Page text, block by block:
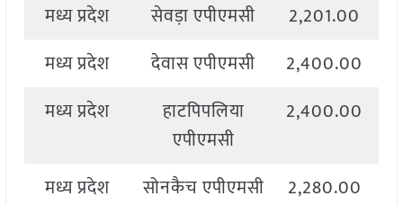
मध्य प्रदेश
सेवड़ा एपीएमसी 2,201.00
मध्य प्रदेश
देवास एपीएमसी 2,400.00
मध्य प्रदेश
हाटपिपलिया
एपीएमसी
2,400.00
मध्य प्रदेश सोनकैच एपीएमसी 2,280.00